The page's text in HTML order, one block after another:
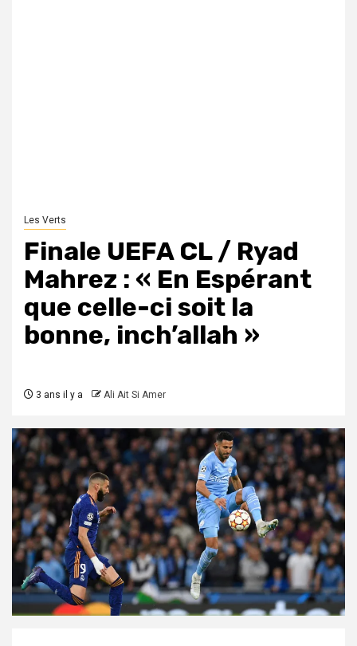
Les Verts
Finale UEFA CL / Ryad
Mahrez : « En Espérant
que celle-ci soit la
bonne, inch’allah »
3 ans il y a Ali Ait Si Amer